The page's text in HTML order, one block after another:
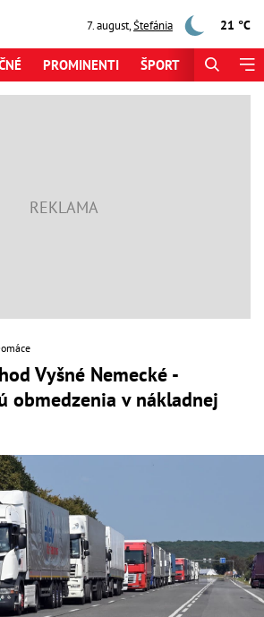
7. august,Štefánia 21 °C
PROMINENTI ŠPORT
Vyšné Nemecké -
obmedzenia v nákladnej